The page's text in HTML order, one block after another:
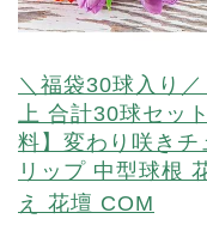
＼福袋30球入り
上 合計30球セッ
料】変わり咲き
リップ 中型球根
え 花壇 COM